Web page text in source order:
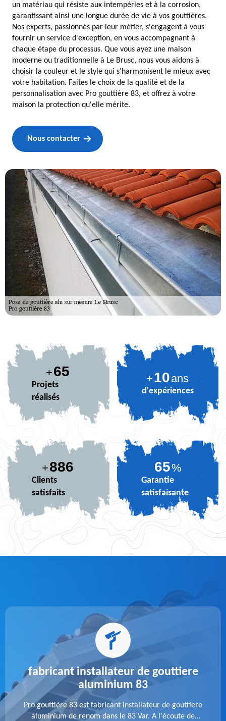
un matériau qui résiste aux intempéries et à la corrosion,
garantissant ainsi une longue durée de vie à vos gouttières.
Nos experts, passionnés par leur métier, s'engagent à vous
fournir un service d'exception, en vous accompagnant à
chaque étape du processus. Que vous ayez une maison
moderne ou traditionnelle à Le Brusc, nous vous aidons à
choisir la couleur et le style qui s'harmonisent le mieux avec
votre habitation. Faites le choix de la qualité et de la
personnalisation avec Pro gouttière 83, et offrez à votre
maison la protection qu'elle mérite.
Nous contacter
+80
Projets
réalisés
+10ans
d'expériences
+886
Clients
satisfaits
80%
Garantie
satisfaisante
fabricant installateur de gouttiere
aluminium 83
Pro gouttière 83 est fabricant installateur de gouttiere
aluminium de renom dans le 83 Var. A l'écoute de